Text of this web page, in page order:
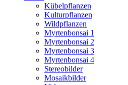
Kübelpflanzen
Kulturpflanzen
Wildpflanzen
Myrtenbonsai 1
Myrtenbonsai 2
Myrtenbonsai 3
Myrtenbonsai 4
Stereobilder
Mosaikbilder